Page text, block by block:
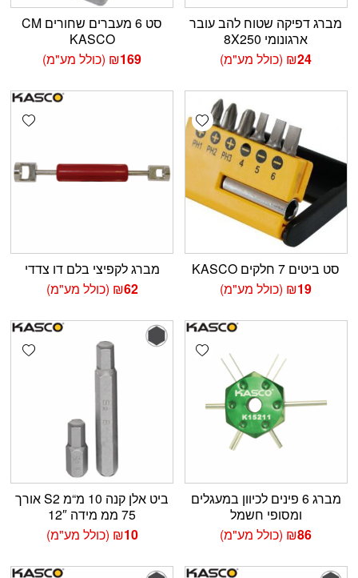
מברג דפיקה שטוח להב עובר
ארגונומי 8X250
₪24 (כולל מע"מ)
סט 6 מעברים שחורים CM
KASCO
₪169 (כולל מע"מ)
Add wishlist
סט ביטים 7 חלקים KASCO
₪19 (כולל מע"מ)
מברג לקפיצי בלם דו צדדי
₪62 (כולל מע"מ)
Add wishlist
מברג 6 פינים לכיוון במעגלים
ומסופי חשמל
₪86 (כולל מע"מ)
ביט אלן קנה 10 מ“מ S2 אורך
75 ממ מידה 12″
₪10 (כולל מע"מ)